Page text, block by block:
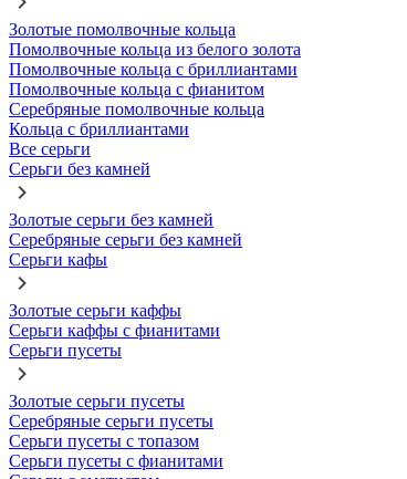
Золотые помолвочные кольца
Помолвочные кольца из белого золота
Помолвочные кольца с бриллиантами
Помолвочные кольца с фианитом
Серебряные помолвочные кольца
Кольца с бриллиантами
Все серьги
Серьги без камней
Золотые серьги без камней
Серебряные серьги без камней
Серьги кафы
Золотые серьги каффы
Серьги каффы с фианитами
Серьги пусеты
Золотые серьги пусеты
Серебряные серьги пусеты
Серьги пусеты с топазом
Серьги пусеты с фианитами